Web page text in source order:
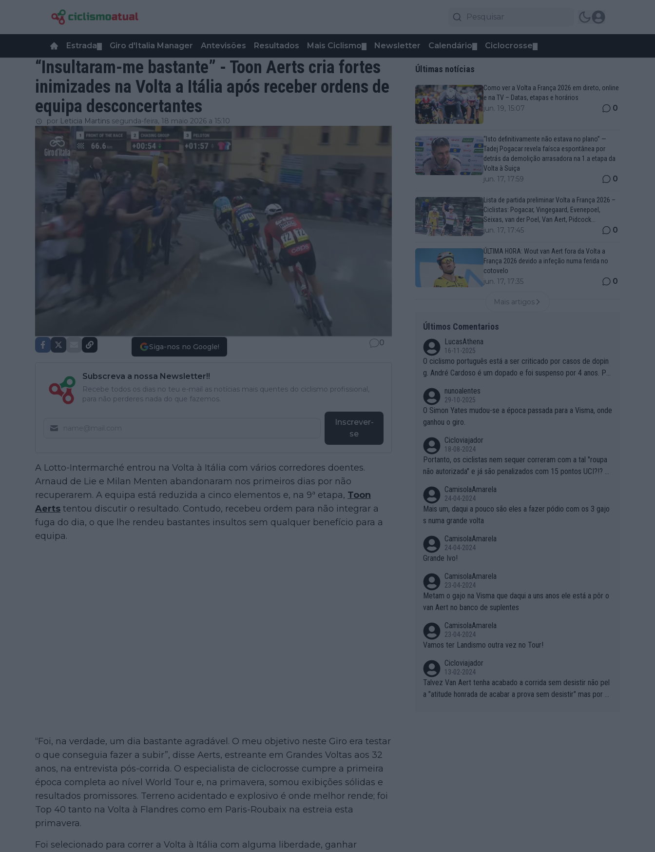
Estrada Giro d'Italia Manager Antevisões Resultados Mais Ciclismo Newsletter Calendário Ciclocrosse
“Insultaram-me bastante” - Toon Aerts cria fortes
inimizades na Volta a Itália após receber ordens de
equipa desconcertantes
por Leticia Martins segunda-feira, 18 maio 2026 a 15:10
Siga-nos no Google! 0
Subscreva a nossa Newsletter!!
Recebe todos os dias no teu e-mail as notícias mais quentes do ciclismo profissional,
para não perderes nada do que fazemos.
Inscrever-
se
A Lotto-Intermarché entrou na Volta à Itália com vários corredores doentes.
Arnaud de Lie e Milan Menten abandonaram nos primeiros dias por não
recuperarem. A equipa está reduzida a cinco elementos e, na 9ª etapa, Toon
Aerts tentou discutir o resultado. Contudo, recebeu ordem para não integrar a
fuga do dia, o que lhe rendeu bastantes insultos sem qualquer benefício para a
equipa.
“Foi, na verdade, um dia bastante agradável. O meu objetivo neste Giro era testar
o que conseguia fazer a subir”, disse Aerts, estreante em Grandes Voltas aos 32
anos, na entrevista pós-corrida. O especialista de ciclocrosse cumpre a primeira
época completa ao nível World Tour e, na primavera, somou exibições sólidas e
resultados promissores. Terreno acidentado e explosivo é onde melhor rende; foi
Top 40 tanto na Volta à Flandres como em Paris-Roubaix na estreia esta
primavera.
Foi selecionado para correr a Volta à Itália com alguma liberdade, ganhar
Últimas notícias
Como ver a Volta a França 2026 em direto, online
e na TV – Datas, etapas e horários
jun. 19, 15:07 0
“Isto definitivamente não estava no plano” —
Tadej Pogacar revela faísca espontânea por
detrás da demolição arrasadora na 1.a etapa da
Volta à Suiça
jun. 17, 17:59 0
Lista de partida preliminar Volta a França 2026 –
Ciclistas: Pogacar, Vingegaard, Evenepoel,
Seixas, van der Poel, Van Aert, Pidcock...
jun. 17, 17:45 0
ÚLTIMA HORA: Wout van Aert fora da Volta a
França 2026 devido a infeção numa ferida no
cotovelo
jun. 17, 17:35 0
Mais artigos
Últimos Comentarios
LucasAthena
16-11-2025
O ciclismo português está a ser criticado por casos de dopin
g. André Cardoso é um dopado e foi suspenso por 4 anos. Po
pado?
nunoalentes
29-10-2025
O Simon Yates mudou-se a época passada para a Visma, onde
ganhou o giro.
Cicloviajador
18-08-2024
Portanto, os ciclistas nem sequer correram com a tal "roupa
não autorizada" e já são penalizados com 15 pontos UCI?!? S
entende... Mas penalizar os atletas retirando-lhes pontos??? Is
to é roubar na secretaria o que os atletas conquistam na estra
da!
CamisolaAmarela
24-04-2024
Mais um, daqui a pouco são eles a fazer pódio com os 3 gajo
s numa grande volta
CamisolaAmarela
24-04-2024
Grande Ivo!
CamisolaAmarela
23-04-2024
Metam o gajo na Visma que daqui a uns anos ele está a pôr o
van Aert no banco de suplentes
CamisolaAmarela
23-04-2024
Vamos ter Landismo outra vez no Tour!
Cicloviajador
13-02-2024
Talvez Van Aert tenha acabado a corrida sem desistir não pel
a "atitude honrada de acabar a prova sem desistir" mas por ou